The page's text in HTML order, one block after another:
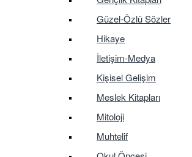
Güzel-Özlü Sözler
Hikaye
İletişim-Medya
Kişisel Gelişim
Meslek Kitapları
Mitoloji
Muhtelif